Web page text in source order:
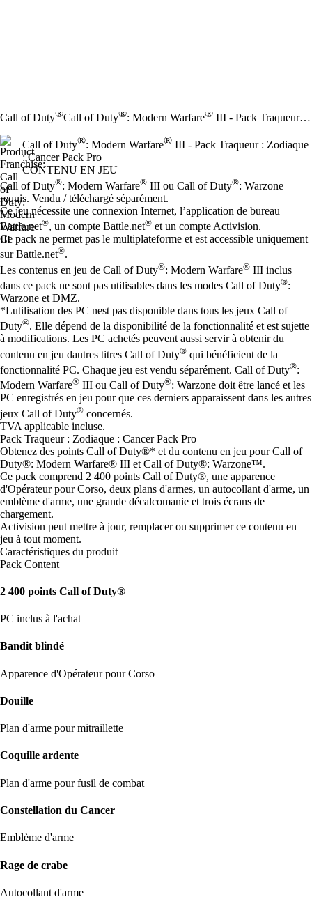
Call of Duty®Call of Duty®: Modern Warfare® III - Pack Traqueur : Zodiaque : Cancer Pack Pro
Call of Duty®: Modern Warfare® III - Pack Traqueur : Zodiaque
: Cancer Pack Pro
CONTENU EN JEU
Prix
Available actions
Call of Duty®: Modern Warfare® III ou Call of Duty®: Warzone
requis. Vendu / téléchargé séparément.
Ce jeu nécessite une connexion Internet, l’application de bureau
Battle.net®, un compte Battle.net® et un compte Activision.
Ce pack ne permet pas le multiplateforme et est accessible uniquement
sur Battle.net®.
Les contenus en jeu de Call of Duty®: Modern Warfare® III inclus
dans ce pack ne sont pas utilisables dans les modes Call of Duty®:
Warzone et DMZ.
*Lutilisation des PC nest pas disponible dans tous les jeux Call of
Duty®. Elle dépend de la disponibilité de la fonctionnalité et est sujette
à modifications. Les PC achetés peuvent aussi servir à obtenir du
contenu en jeu dautres titres Call of Duty® qui bénéficient de la
fonctionnalité PC. Chaque jeu est vendu séparément. Call of Duty®:
Modern Warfare® III ou Call of Duty®: Warzone doit être lancé et les
PC enregistrés en jeu pour que ces derniers apparaissent dans les autres
jeux Call of Duty® concernés.
TVA applicable incluse.
Pack Traqueur : Zodiaque : Cancer Pack Pro
Obtenez des points Call of Duty®* et du contenu en jeu pour Call of
Duty®: Modern Warfare® III et Call of Duty®: Warzone™.
Ce pack comprend 2 400 points Call of Duty®, une apparence
d'Opérateur pour Corso, deux plans d'armes, un autocollant d'arme, un
emblème d'arme, une grande décalcomanie et trois écrans de
chargement.
Activision peut mettre à jour, remplacer ou supprimer ce contenu en
jeu à tout moment.
Caractéristiques du produit
Pack Content
2 400 points Call of Duty®
PC inclus à l'achat
Bandit blindé
Apparence d'Opérateur pour Corso
Douille
Plan d'arme pour mitraillette
Coquille ardente
Plan d'arme pour fusil de combat
Constellation du Cancer
Emblème d'arme
Rage de crabe
Autocollant d'arme